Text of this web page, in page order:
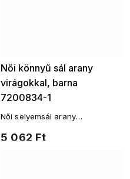
Női könnyű sál arany
virágokkal, barna
7200834-1
5 062 Ft
Női selyemsál arany